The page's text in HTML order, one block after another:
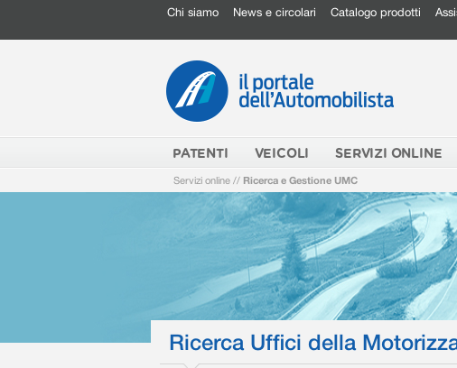
Chi siamo News e circolari Catalogo prodotti
PATENTI VEICOLI SERVIZI ONLINE
Servizi online // Ricerca e Gestione UMC
Ricerca Uffici della